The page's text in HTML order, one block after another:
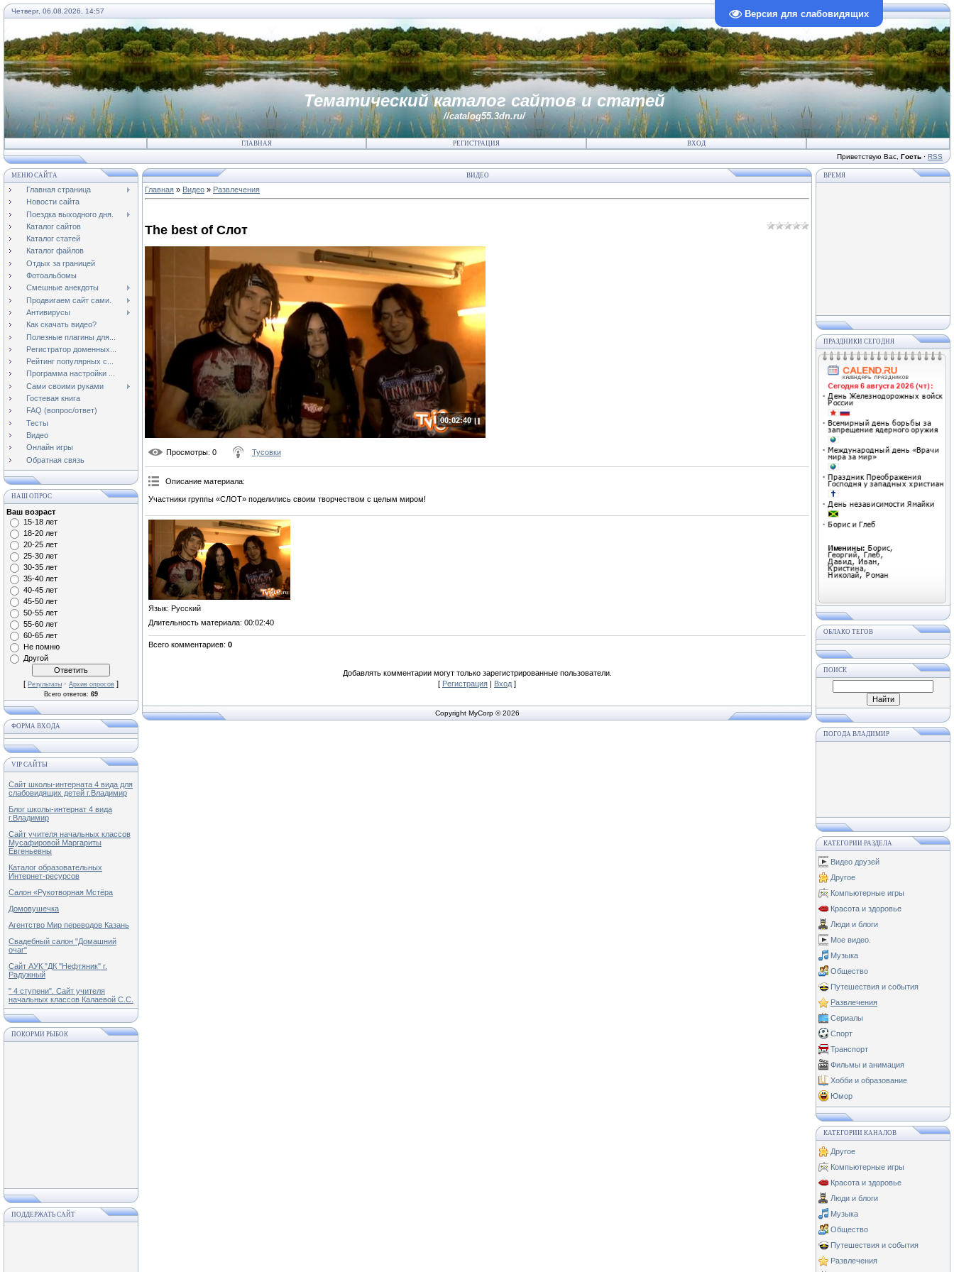
Версия для слабовидящих
Четверг, 06.08.2026, 14:57
Тематический каталог сайтов и статей
//catalog55.3dn.ru/
ГЛАВНАЯ РЕГИСТРАЦИЯ ВХОД
Приветствую Вас Гость · RSS
МЕНЮ САЙТА
Главная страница
Новости сайта
Поездка выходного дня.
Каталог сайтов
Каталог статей
Каталог файлов
Отдых за границей
Фотоальбомы
Смешные анекдоты
Продвигаем сайт сами.
Антивирусы
Как скачать видео?
Полезные плагины для...
Регистратор доменных...
Рейтинг популярных с...
Программа настройки ...
Сами своими руками
Гостевая книга
FAQ (вопрос/ответ)
Тесты
Видео
Онлайн игры
Обратная связь
НАШ ОПРОС
Ваш возраст
15-18 лет
18-20 лет
20-25 лет
25-30 лет
30-35 лет
35-40 лет
40-45 лет
45-50 лет
50-55 лет
55-60 лет
60-65 лет
Не помню
Другой
[ Результаты · Архив опросов ]
Всего ответов: 69
ФОРМА ВХОДА
VIP САЙТЫ
Сайт школы-интерната 4 вида для
слабовидящих детей г.Владимир
Блог школы-интернат 4 вида
г.Владимир
Сайт учителя начальных классов
Мусафировой Маргариты
Евгеньевны
Каталог образовательных
Интернет-ресурсов
Салон «Рукотворная Мстёра
Домовушечка
Агентство Мир переводов Казань
Свадебный салон "Домашний
очаг"
Сайт АУК "ДК "Нефтяник" г.
Радужный
" 4 ступени". Сайт учителя
начальных классов Калаевой С.С.
ПОКОРМИ РЫБОК
ПОДДЕРЖАТЬ САЙТ
ВИДЕО
Главная » Видео » Развлечения
The best of Слот
00:02:40
Просмотры: 0 Тусовки
Описание материала:
Участники группы «СЛОТ» поделились своим творчеством с целым миром!
Язык: Русский
Длительность материала: 00:02:40
Всего комментариев: 0
Добавлять комментарии могут только зарегистрированные пользователи.
[ Регистрация | Вход ]
Copyright MyCorp © 2026
ВРЕМЯ
ПРАЗДНИКИ СЕГОДНЯ
ОБЛАКО ТЕГОВ
ПОИСК
ПОГОДА ВЛАДИМИР
КАТЕГОРИИ РАЗДЕЛА
Видео друзей
Другое
Компьютерные игры
Красота и здоровье
Люди и блоги
Мое видео.
Музыка
Общество
Путешествия и события
Развлечения
Сериалы
Спорт
Транспорт
Фильмы и анимация
Хобби и образование
Юмор
КАТЕГОРИИ КАНАЛОВ
Другое
Компьютерные игры
Красота и здоровье
Люди и блоги
Музыка
Общество
Путешествия и события
Развлечения